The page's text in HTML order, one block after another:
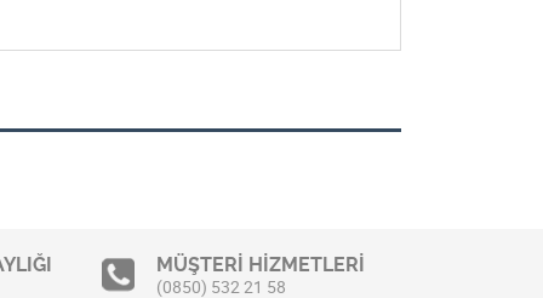
MÜŞTERİ HİZMETLERİ
(0850) 532 21 58